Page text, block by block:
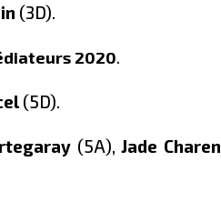
(3D).
2020.
(5D).
(5A),Jade